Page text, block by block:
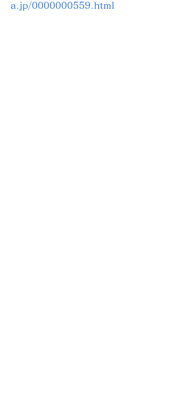
a.jp/0000000559.html